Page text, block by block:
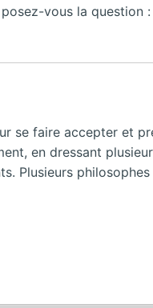
vous la question
se faire accepter et
en dressant
Plusieurs